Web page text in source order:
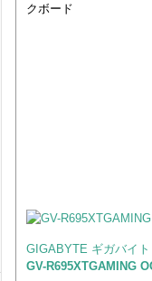
クボード
GIGABYTE ギガバイト
GV-R695XTGAMING